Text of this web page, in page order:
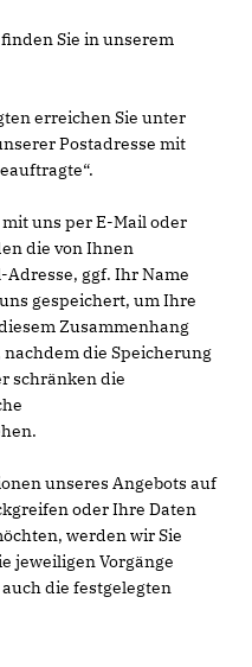
Sie in unserem
erreichen Sie unter
Postadresse mit
uns per E-Mail oder
die von Ihnen
ggf. Ihr Name
gespeichert, um Ihre
Zusammenhang
die Speicherung
schränken die
unseres Angebots auf
oder Ihre Daten
werden wir Sie
jeweiligen Vorgänge
die festgelegten